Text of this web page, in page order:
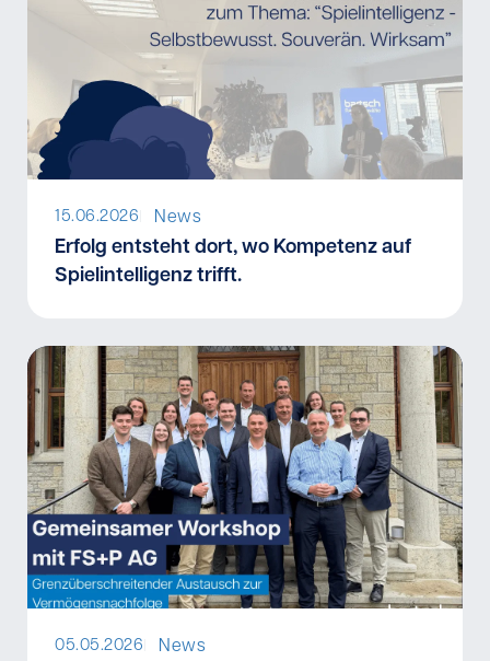
News
15.06.2026
Erfolg entsteht dort, wo Kompetenz auf
Spielintelligenz trifft.
News
05.05.2026